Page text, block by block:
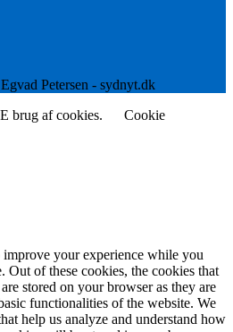
Petersen - sydnyt.dk
brug af cookies.
Cookie
your experience while you
Out of these cookies, the cookies that
stored on your browser as they are
functionalities of the website. We
help us analyze and understand how